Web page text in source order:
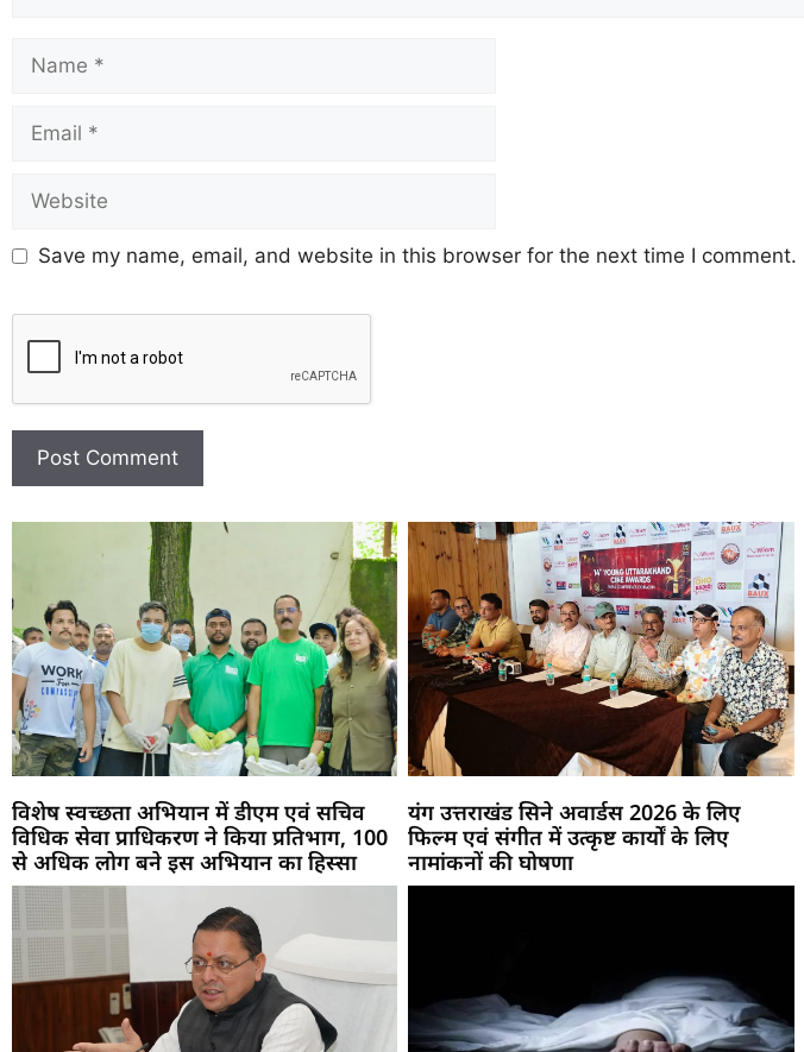
Save my name, email, and website in this browser for the next time I comment.
विशेष स्वच्छता अभियान में डीएम एवं सचिव
विधिक सेवा प्राधिकरण ने किया प्रतिभाग, 100
से अधिक लोग बने इस अभियान का हिस्सा
यंग उत्तराखंड सिने अवार्डस 2026 के लिए
फिल्म एवं संगीत में उत्कृष्ट कार्यों के लिए
नामांकनों की घोषणा